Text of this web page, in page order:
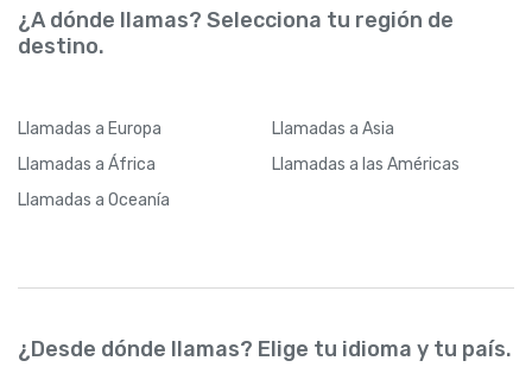
¿A dónde llamas? Selecciona tu región de
destino.
Llamadas a Europa Llamadas a Asia
Llamadas a África Llamadas a las Américas
Llamadas a Oceanía
¿Desde dónde llamas? Elige tu idioma y tu país.